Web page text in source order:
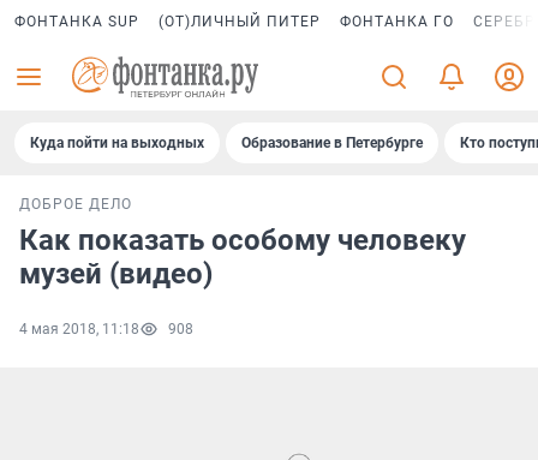
ФОНТАНКА SUP (ОТ)ЛИЧНЫЙ ПИТЕР ФОНТАНКА ГО
Куда пойти на выходных Образование в Петербурге Кто
ДОБРОЕ ДЕЛО
Как показать особому человеку
музей (видео)
4 мая 2018, 11:18 908